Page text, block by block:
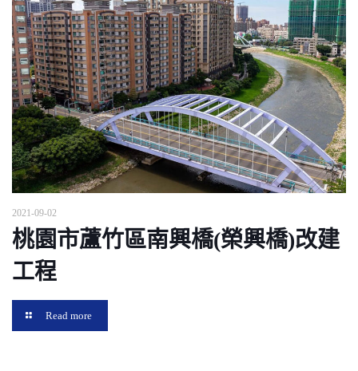
2021-09-02
桃園市蘆竹區南興橋(榮興橋)改建
工程
Read more